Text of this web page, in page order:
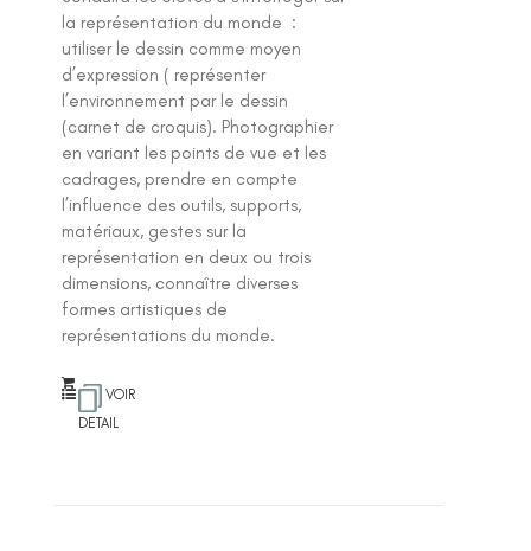
la représentation du monde :
utiliser le dessin comme moyen
d’expression ( représenter
l’environnement par le dessin
(carnet de croquis). Photographier
en variant les points de vue et les
cadrages, prendre en compte
l’influence des outils, supports,
matériaux, gestes sur la
représentation en deux ou trois
dimensions, connaître diverses
formes artistiques de
représentations du monde.
VOIR
DETAIL